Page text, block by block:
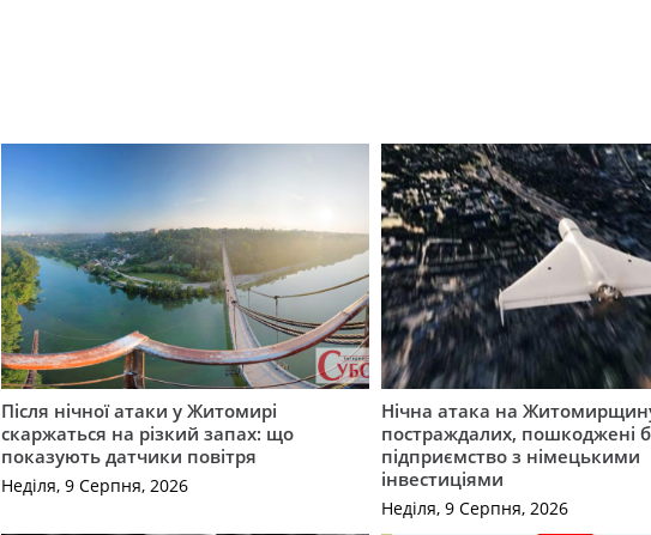
Після нічної атаки у Житомирі
скаржаться на різкий запах: що
показують датчики повітря
Неділя, 9 Серпня, 2026
Нічна атака на
постраждалих, пошкоджені
підприємство з німецькими
інвестиціями
Неділя, 9 Серпня, 2026